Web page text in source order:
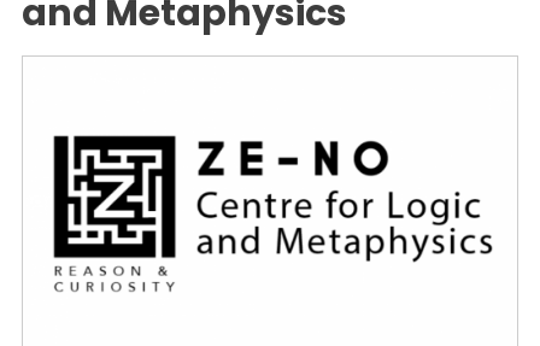
and Metaphysics